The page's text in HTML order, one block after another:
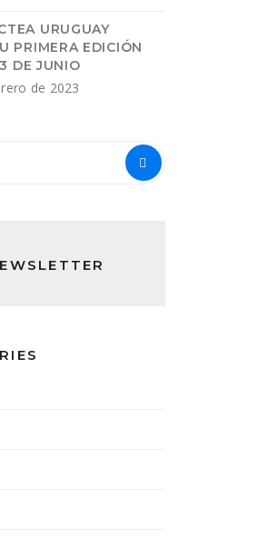
URUGUAY
PRIMERA EDICIÓN
DE JUNIO
de 2023